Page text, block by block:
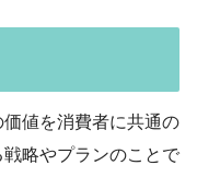
値を消費者に共通の
略やプランのことで